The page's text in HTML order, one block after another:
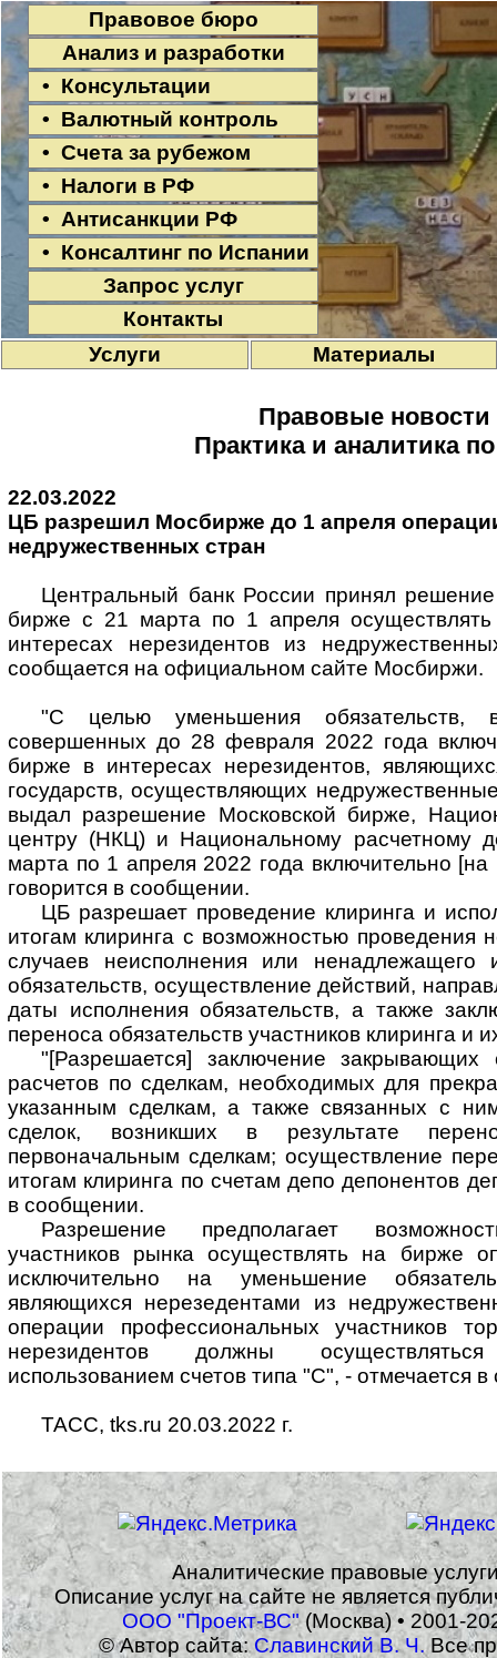
Правовое бюро
Анализ и разработки
• Консультации
• Валютный контроль
• Счета за рубежом
• Налоги в РФ
• Антисанкции РФ
• Консалтинг по Испании
Запрос услуг
Контакты
Услуги
Материалы
Правовые новости
Практика и аналитика
22.03.2022
ЦБ разрешил Мосбирже до 1 апреля
недружественных стран
Центральный банк России принял
бирже с 21 марта по 1 апреля
интересах нерезидентов из
сообщается на официальном сайте Мосбиржи.
"С целью уменьшения обязательств,
совершенных до 28 февраля 2022 года
бирже в интересах нерезидентов,
государств, осуществляющих
выдал разрешение Московской бирже,
центру (НКЦ) и Национальному расчетному
марта по 1 апреля 2022 года включительно
говорится в сообщении.
ЦБ разрешает проведение клиринга и
итогам клиринга с возможностью проведения
случаев неисполнения или ненадлежащего
обязательств, осуществление действий,
даты исполнения обязательств, а также
переноса обязательств участников клиринга и
"[Разрешается] заключение закрывающих
расчетов по сделкам, необходимых для
указанным сделкам, а также связанных с
сделок, возникших в результате
первоначальным сделкам; осуществление
итогам клиринга по счетам депо депонентов
в сообщении.
Разрешение предполагает
участников рынка осуществлять на бирже
исключительно на уменьшение
являющихся нерезедентами из
операции профессиональных участников
нерезидентов должны
использованием счетов типа "С", - отмечается
ТАСС, tks.ru 20.03.2022 г.
Аналитические правовые
Описание услуг на сайте не является
ООО "Проект-ВС"(Москва) • 2001-
© Автор сайта:Славинский В. Ч.Все